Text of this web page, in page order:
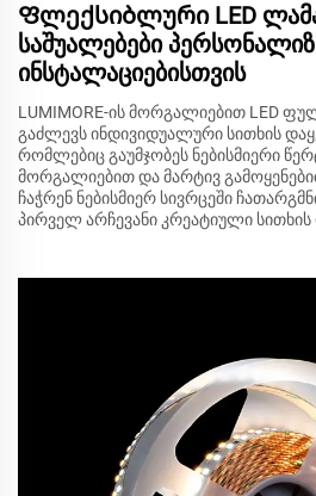
Ფლექსიბლური LED
საშუალებები
ინსტალაციებისთვის
LUMIMORE-ის მორგალიებით LED
გაძლევს ინდივიდუალური სითხის
რომლებიც გაუმჯობეს ნებისმიერი
მორგალიებით და მარტივ
ჩაჭრენ ნებისმიერ სივრცეში
პირველ არჩევანი კრეატიული სითხის